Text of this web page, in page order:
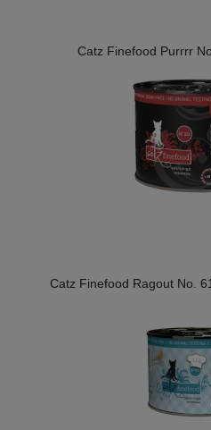
Catz Finefood Purrrr
Catz Finefood Ragout No.